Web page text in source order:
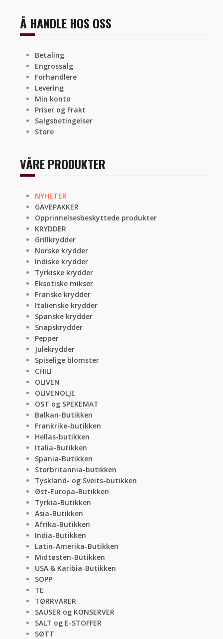
Å HANDLE HOS OSS
Betaling
Engrossalg
Forhandlere
Levering
Min konto
Priser og Frakt
Salgsbetingelser
Store
VÅRE PRODUKTER
NYHETER
GAVEPAKKER
Opprinnelsesbeskyttede produkter
KRYDDER
Grillkrydder
Norske krydder
Indiske krydder
Tyrkiske krydder
Eksotiske mikser
Franske krydder
Italienske krydder
Spanske krydder
Snapskrydder
Pepper
Julekrydder
Spiselige blomster
CHILI
OLIVEN
OLIVENOLJE
OST og SPEKEMAT
Balkan-Butikken
Frankrike-butikken
Hellas-butikken
Italia-Butikken
Spania-Butikken
Storbritannia-butikken
Tyskland- og Sveits-butikken
Øst-Europa-Butikken
Tyrkia-Butikken
Asia-Butikken
Afrika-Butikken
India-Butikken
Latin-Amerika-Butikken
Midtøsten-Butikken
USA & Karibia-Butikken
SOPP
TE
TØRRVARER
SAUSER og KONSERVER
SALT og E-STOFFER
SØTT